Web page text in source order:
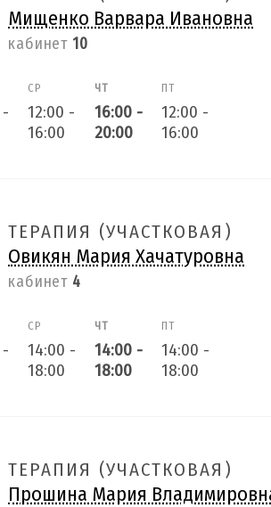
Мищенко Варвара Ивановна
кабинет 10
-
СР
12:00 -
16:00
ЧТ
16:00 -
20:00
ПТ
12:00 -
16:00
ТЕРАПИЯ (УЧАСТКОВАЯ)
Овикян Мария Хачатуровна
кабинет 4
-
СР
14:00 -
18:00
ЧТ
14:00 -
18:00
ПТ
14:00 -
18:00
ТЕРАПИЯ (УЧАСТКОВАЯ)
Прошина Мария